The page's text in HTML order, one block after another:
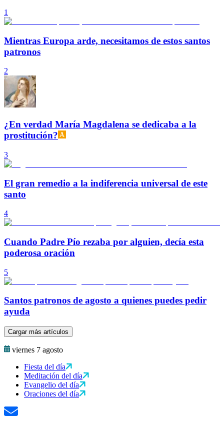
1
Mientras Europa arde, necesitamos de estos santos
patronos
2
¿En verdad María Magdalena se dedicaba a la
prostitución?
3
El gran remedio a la indiferencia universal de este
santo
4
Cuando Padre Pío rezaba por alguien, decía esta
poderosa oración
5
Santos patronos de agosto a quienes puedes pedir
ayuda
Cargar más artículos
viernes 7 agosto
Fiesta del día
Meditación del día
Evangelio del día
Oraciones del día